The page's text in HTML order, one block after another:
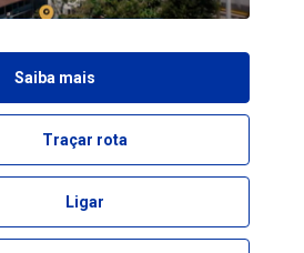
Saiba mais
Traçar rota
Ligar